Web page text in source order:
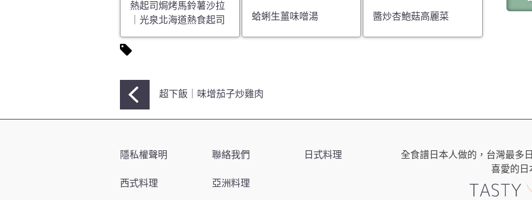
熱起司焗烤馬鈴薯沙拉
｜光泉北海道熱食起司
蛤蜊生薑味噌湯 醬炒杏鮑菇高麗菜
文
章
覽
超下飯｜味增茄子炒雞肉
隱私權聲明 聯絡我們 日式料理
西式料理 亞洲料理
全食譜日本人做的，台灣最多
喜愛的日